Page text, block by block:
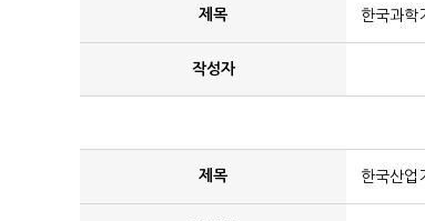
제목 한국과학
작성자
제목 한국산업